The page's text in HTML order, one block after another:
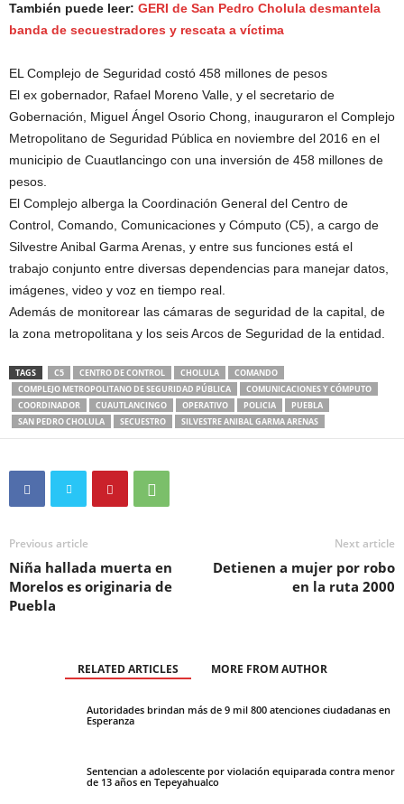
También puede leer: GERI de San Pedro Cholula desmantela
banda de secuestradores y rescata a víctima
EL Complejo de Seguridad costó 458 millones de pesos
El ex gobernador, Rafael Moreno Valle, y el secretario de
Gobernación, Miguel Ángel Osorio Chong, inauguraron el Complejo
Metropolitano de Seguridad Pública en noviembre del 2016 en el
municipio de Cuautlancingo con una inversión de 458 millones de
pesos.
El Complejo alberga la Coordinación General del Centro de
Control, Comando, Comunicaciones y Cómputo (C5), a cargo de
Silvestre Anibal Garma Arenas, y entre sus funciones está el
trabajo conjunto entre diversas dependencias para manejar datos,
imágenes, video y voz en tiempo real.
Además de monitorear las cámaras de seguridad de la capital, de
la zona metropolitana y los seis Arcos de Seguridad de la entidad.
TAGS C5 CENTRO DE CONTROL CHOLULA
COMANDO
COMPLEJO METROPOLITANO DE SEGURIDAD PÚBLICA
COMUNICACIONES Y CÓMPUTO
COORDINADOR
CUAUTLANCINGO OPERATIVO POLICIA
PUEBLA
SAN PEDRO CHOLULA
SECUESTRO SILVESTRE ANIBAL GARMA ARENAS
Previous article
Niña hallada muerta en
Morelos es originaria de
Puebla
Next article
Detienen a mujer por robo
en la ruta 2000
RELATED ARTICLES MORE FROM AUTHOR
Autoridades brindan más de 9 mil 800 atenciones ciudadanas en
Esperanza
Sentencian a adolescente por violación equiparada contra menor
de 13 años en Tepeyahualco